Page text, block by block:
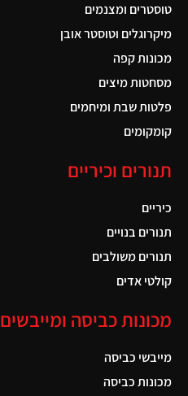
טוסטרים ומצנמים
מיקרוגלים וטוסטר אובן
מכונות קפה
מסחטות מיצים
פלטות שבת ומיחמים
קומקומים
תנורים וכיריים
כיריים
תנורים בנויים
תנורים משולבים
קולטי אדים
מכונות כביסה ומייבשים
מייבשי כביסה
מכונות כביסה